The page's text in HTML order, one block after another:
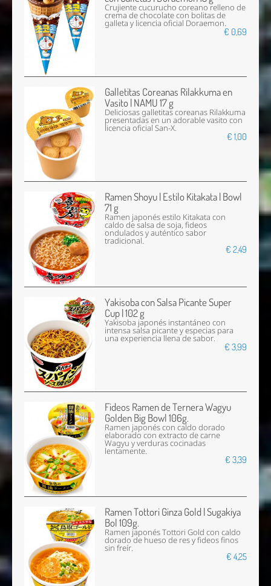
Crujiente cucurucho coreano relleno de
crema de chocolate con bolitas de
galleta y licencia oficial Doraemon.
€ 0,69
Galletitas Coreanas Rilakkuma en
Vasito | NAMU 17 g
Deliciosas galletitas coreanas Rilakkuma
presentadas en un adorable vasito con
licencia oficial San-X.
€ 1,00
Ramen Shoyu | Estilo Kitakata | Bowl
71 g
Ramen japonés estilo Kitakata con
caldo de salsa de soja, fideos
ondulados y auténtico sabor
tradicional.
€ 2,49
Yakisoba con Salsa Picante Super
Cup | 102 g
Yakisoba japonés instantáneo con
intensa salsa picante y especias para
una experiencia llena de sabor.
€ 3,99
Fideos Ramen de Ternera Wagyu
Golden Big Bowl 106g.
Ramen japonés con caldo dorado
elaborado con extracto de carne
Wagyu y verduras cocinadas
lentamente.
€ 3,39
Ramen Tottori Ginza Gold | Sugakiya
Bol 109g.
Ramen japonés Tottori Gold con caldo
dorado de hueso de res y fideos finos
sin freír.
€ 4,25